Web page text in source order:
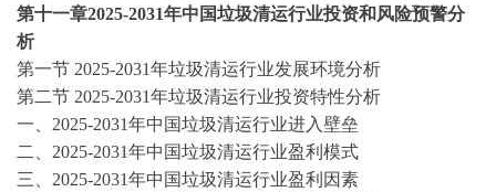
第十一章2025-2031年中国垃圾清运行业投资和风险预警分
析
第一节 2025-2031年垃圾清运行业发展环境分析
第二节 2025-2031年垃圾清运行业投资特性分析
一、 2025-2031年中国垃圾清运行业进入壁垒
二、 2025-2031年中国垃圾清运行业盈利模式
三、 2025-2031年中国垃圾清运行业盈利因素